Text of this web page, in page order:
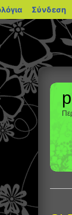
Σύνδεση